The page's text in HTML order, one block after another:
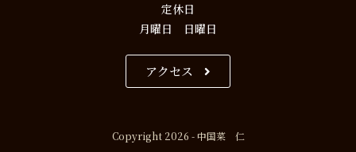
定休日
月曜日 日曜日
アクセス
Copyright 2026 - 中国菜 仁